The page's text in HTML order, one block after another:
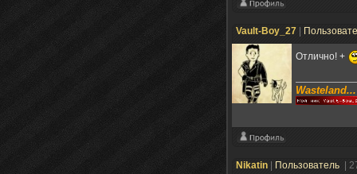
Vault-Boy_27
Отлично! +
Nikatin Пользователь |